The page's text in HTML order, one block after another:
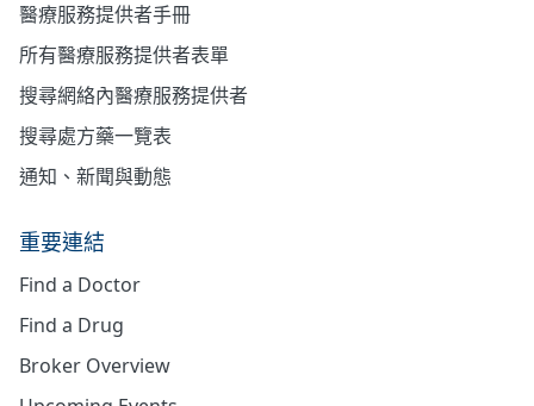
醫療服務提供者手冊
所有醫療服務提供者表單
搜尋網絡內醫療服務提供者
搜尋處方藥一覽表
通知、新聞與動態
重要連結
Find a Doctor
Find a Drug
Broker Overview